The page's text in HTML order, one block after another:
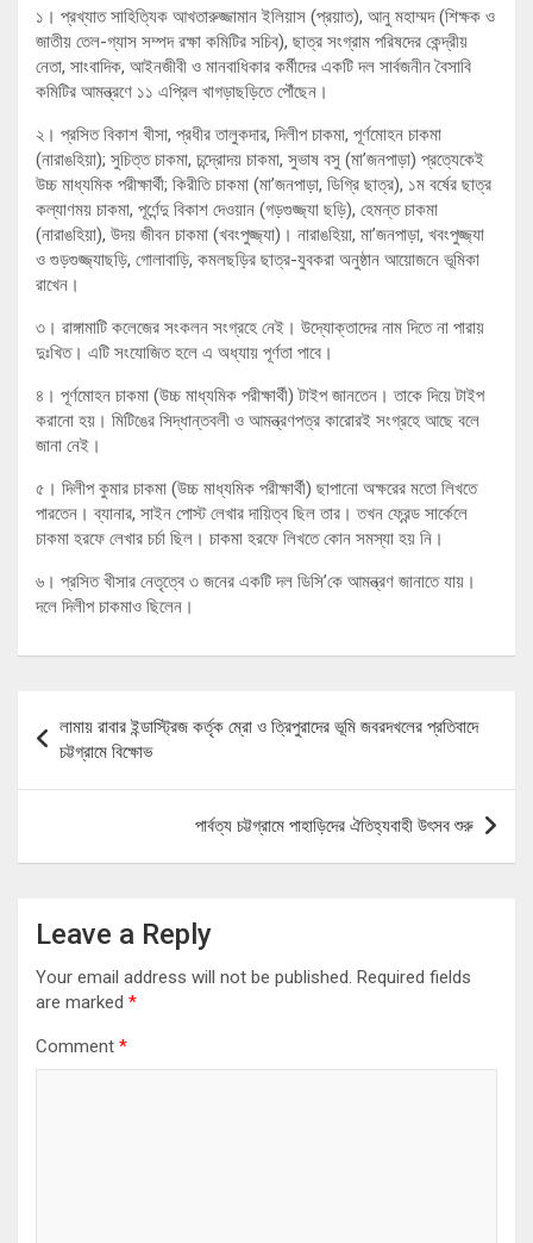
১। প্রখ্যাত সাহিত্যিক আখতারুজ্জামান ইলিয়াস (প্রয়াত), আনু মহাম্মদ (শিক্ষক ও
জাতীয় তেল-গ্যাস সম্পদ রক্ষা কমিটির সচিব), ছাত্র সংগ্রাম পরিষদের কেন্দ্রীয়
নেতা, সাংবাদিক, আইনজীবী ও মানবাধিকার কর্মীদের একটি দল সার্বজনীন বৈসাবি
কমিটির আমন্ত্রণে ১১ এপ্রিল খাগড়াছড়িতে পৌঁছেন।
২। প্রসিত বিকাশ খীসা, প্রধীর তালুকদার, দিলীপ চাকমা, পূর্ণমোহন চাকমা
(নারাঙহিয়া); সুচিত্ত চাকমা, চন্দ্রোদয় চাকমা, সুভাষ বসু (মা’জনপাড়া) প্রত্যেকেই
উচ্চ মাধ্যমিক পরীক্ষার্থী; কিরীতি চাকমা (মা’জনপাড়া, ডিগ্রি ছাত্র), ১ম বর্ষের ছাত্র
কল্যাণময় চাকমা, পূর্ণেন্দু বিকাশ দেওয়ান (গড়গুজ্জ্যা ছড়ি), হেমন্ত চাকমা
(নারাঙহিয়া), উদয় জীবন চাকমা (খবংপুজ্জ্যা)। নারাঙহিয়া, মা’জনপাড়া, খবংপুজ্জ্যা
ও গুড়গুজ্জ্যাছড়ি, গোলাবাড়ি, কমলছড়ির ছাত্র-যুবকরা অনুষ্ঠান আয়োজনে ভূমিকা
রাখেন।
৩। রাঙ্গামাটি কলেজের সংকলন সংগ্রহে নেই। উদ্যোক্তাদের নাম দিতে না পারায়
দুঃখিত। এটি সংযোজিত হলে এ অধ্যায় পূর্ণতা পাবে।
৪। পূর্ণমোহন চাকমা (উচ্চ মাধ্যমিক পরীক্ষার্থী) টাইপ জানতেন। তাকে দিয়ে টাইপ
করানো হয়। মিটিঙের সিদ্ধান্তবলী ও আমন্ত্রণপত্র কারোরই সংগ্রহে আছে বলে
জানা নেই।
৫। দিলীপ কুমার চাকমা (উচ্চ মাধ্যমিক পরীক্ষার্থী) ছাপানো অক্ষরের মতো লিখতে
পারতেন। ব্যানার, সাইন পোস্ট লেখার দায়িত্ব ছিল তার। তখন ফ্রেন্ড সার্কেলে
চাকমা হরফে লেখার চর্চা ছিল। চাকমা হরফে লিখতে কোন সমস্যা হয় নি।
৬। প্রসিত খীসার নেতৃত্বে ৩ জনের একটি দল ডিসি’কে আমন্ত্রণ জানাতে যায়।
দলে দিলীপ চাকমাও ছিলেন।
navigation
লামায় রাবার ইন্ডাস্ট্রিজ কর্তৃক ম্রো ও ত্রিপুরাদের ভূমি জবরদখলের প্রতিবাদে
চট্টগ্রামে বিক্ষোভ
পার্বত্য চট্টগ্রামে পাহাড়িদের ঐতিহ্যবাহী উৎসব শুরু
Leave a Reply
Your email address will not be published. Required fields
are marked *
Comment *